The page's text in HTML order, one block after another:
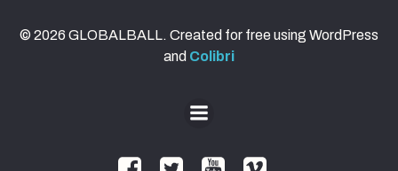
© 2026 GLOBALBALL. Created for free using WordPress
and Colibri